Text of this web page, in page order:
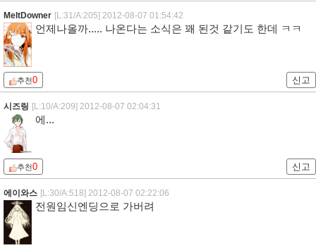
MeltDowner [L:31/A:205] 2012-08-07 01:54:42
언제나올까..... 나온다는 소식은 꽤 된것 같기도 한데 ㅋㅋ
추천0 신고
시즈링 [L:10/A:209] 2012-08-07 02:04:31
에...
추천0 신고
에이와스 [L:30/A:518] 2012-08-07 02:22:06
전원임신엔딩으로 가버려